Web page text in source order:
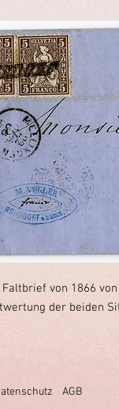
Faltbrief von 1866
der beiden
AGB